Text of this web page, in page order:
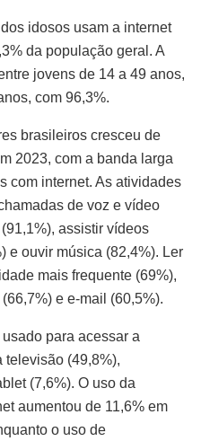
idosos usam a internet
da população geral. A
jovens de 14 a 49 anos,
com 96,3%.
brasileiros cresceu de
2023, com a banda larga
com internet. As atividades
de voz e vídeo
assistir vídeos
e ouvir música (82,4%). Ler
mais frequente (69%),
e e-mail (60,5%).
para acessar a
televisão (49,8%),
(7,6%). O uso da
aumentou de 11,6% em
o uso de